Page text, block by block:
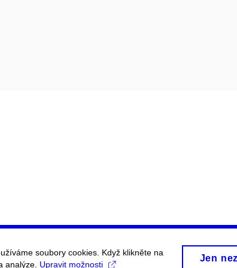
soubory cookies. Když klikněte na
analýze. Upravit možnosti
Jen